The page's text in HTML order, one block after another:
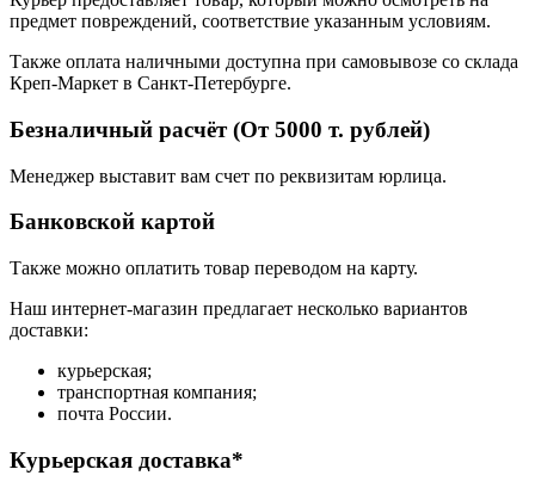
предмет повреждений, соответствие указанным условиям.
Также оплата наличными доступна при самовывозе со склада
Креп-Маркет в Санкт-Петербурге.
Безналичный расчёт (От 5000 т. рублей)
Менеджер выставит вам счет по реквизитам юрлица.
Банковской картой
Также можно оплатить товар переводом на карту.
Наш интернет-магазин предлагает несколько вариантов
доставки:
курьерская;
транспортная компания;
почта России.
Курьерская доставка*